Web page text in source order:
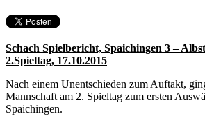
Schach Spielbericht, Spaichingen 3 –
2.Spieltag, 17.10.2015
Nach einem Unentschieden zum Auftakt,
Mannschaft am 2. Spieltag zum ersten
Spaichingen.